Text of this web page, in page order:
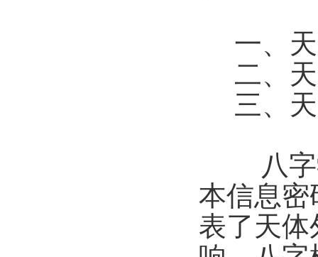
一、天
二、天
三、天
八字学
本信息密
表了天